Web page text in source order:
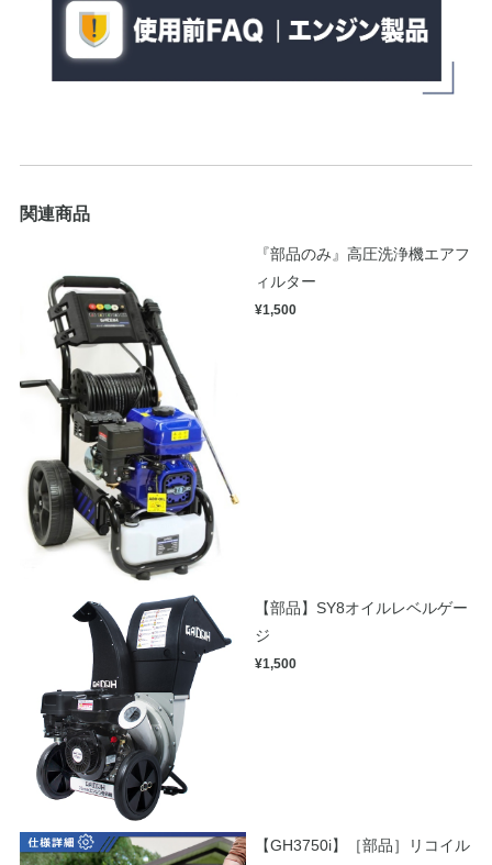
関連商品
『部品のみ』高圧洗浄機エアフ
ィルター
¥1,500
【部品】SY8オイルレベルゲー
ジ
¥1,500
【GH3750i】［部品］リコイル